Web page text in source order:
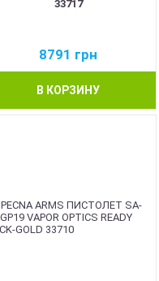
33717
8791 грн
В КОРЗИНУ